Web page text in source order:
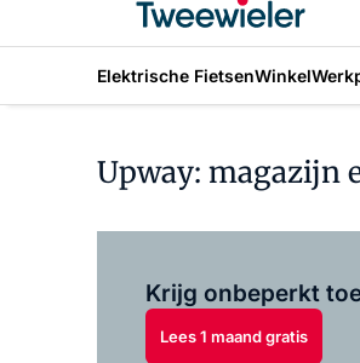
Elektrische FietsenWinkel
Upway: magazijn
Krijg onbeperkt
Lees 1 maand gratis